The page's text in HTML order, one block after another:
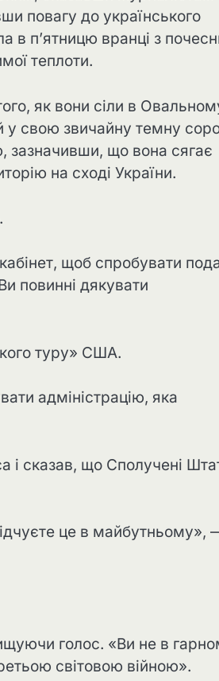
повагу до українського
в п’ятницю вранці з
теплоти.
як вони сіли в
у свою звичайну темну
зазначивши, що вона сягає
на сході України.
щоб спробувати
повинні дякувати
туру» США.
адміністрацію, яка
і сказав, що Сполучені
це в майбутньому»,
голос. «Ви не в
світовою війною».